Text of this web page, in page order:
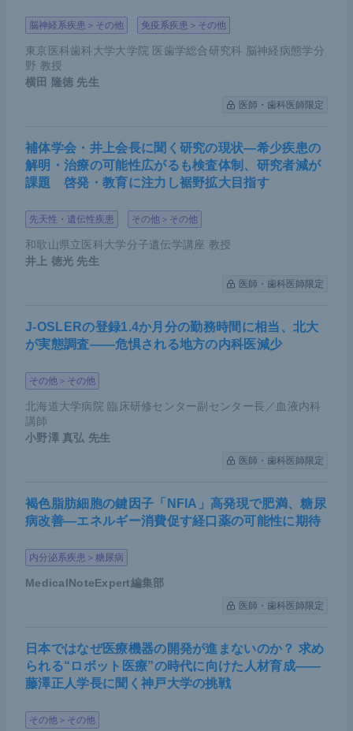
KRASQ61Kではむしろ下降しており、耐性を獲得
しないことが示唆されたが、予想外にQ61Kに加え
てG60Gサイレント突然変異も同時に起こった亜集
に設計していなかったことから、CRISPR-Cas9シ
ステムによる切断が行われた際の偶然のエラーによ
ってすぐ隣のG60Gで遺伝子変異が起こったサブク
そこで、あらためてQ61K+G60Gサイレント変異を
ドナーテンプレートに入れてモデルを作製したとこ
ろ、ポジティブ・コントロールとしてのKRASQ61
方、Q61KなしでG60Gサイレント変異のみを3種類
「TからA」「TからC」「TからG」起こしたモデル
に関しても解析したが、上昇はまったくみられなか
った。結論として、
には、すぐ隣にあるG60Gのサイレント突然変異が
必須であることを偶然にも発見できたのである。
イレント突然変異がないKRAS Q61Kと親株のPC-9
では耐性がみられず、ポジティブ・コントロールの
KRASQ61Hとサイレント突然変異を起こした
SGQ60GKでは、非常に強い薬剤耐性がみられた。
GQ60GKでは、オシメルチニブ治療に
スが阻害されていた。また、GTP-RAS（活性型RA
S）の発現は、Q61K単独では低かったが、GQ60GK
ポジティブ・コントロールの
等に高かった。しかしながら、今回使用したモデル
脳神経系疾患＞その他 免疫系疾患＞その他
東京医科歯科大学大学院 医歯学総合研究科 脳神経病態学分
野 教授
横田 隆徳 先生
医師・歯科医師限定
補体学会・井上会長に聞く研究の現状―希少疾患の
解明・治療の可能性広がるも検査体制、研究者減が
課題 啓発・教育に注力し裾野拡大目指す
先天性・遺伝性疾患 その他＞その他
和歌山県立医科大学分子遺伝学講座 教授
井上 徳光 先生
医師・歯科医師限定
J-OSLERの登録1.4か月分の勤務時間に相当、北大
が実態調査――危惧される地方の内科医減少
その他＞その他
北海道大学病院 臨床研修センター副センター長／血液内科
講師
小野澤 真弘 先生
医師・歯科医師限定
褐色脂肪細胞の鍵因子「NFIA」高発現で肥満、糖尿
病改善―エネルギー消費促す経口薬の可能性に期待
内分泌系疾患＞糖尿病
MedicalNoteExpert編集部
医師・歯科医師限定
日本ではなぜ医療機器の開発が進まないのか？ 求め
られる“ロボット医療”の時代に向けた人材育成――
藤澤正人学長に聞く神戸大学の挑戦
その他＞その他